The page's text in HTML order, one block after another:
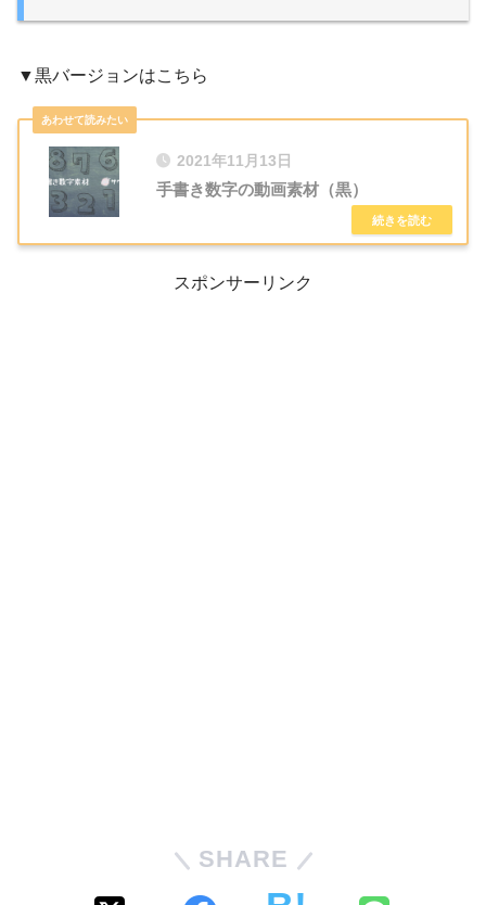
▼黒バージョンはこちら
2021年11月13日
手書き数字の動画素材（黒）
スポンサーリンク
SHARE